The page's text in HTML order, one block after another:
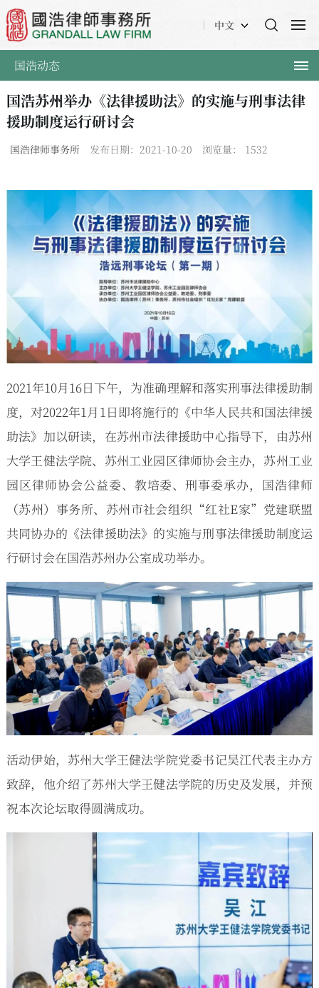
中文
国浩动态
国浩苏州举办《法律援助法》的实施与刑事法律
援助制度运行研讨会
国浩律师事务所 发布日期：2021-10-20 浏览量： 1532
2021年10月16日下午，为准确理解和落实刑事法律援助制
度，对2022年1月1日即将施行的《中华人民共和国法律援
助法》加以研读，在苏州市法律援助中心指导下，由苏州
大学王健法学院、苏州工业园区律师协会主办，苏州工业
园区律师协会公益委、教培委、刑事委承办，国浩律师
（苏州）事务所、苏州市社会组织“红社E家”党建联盟
共同协办的《法律援助法》的实施与刑事法律援助制度运
行研讨会在国浩苏州办公室成功举办。
活动伊始，苏州大学王健法学院党委书记吴江代表主办方
致辞，他介绍了苏州大学王健法学院的历史及发展，并预
祝本次论坛取得圆满成功。